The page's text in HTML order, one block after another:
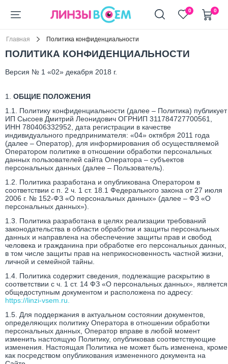
+7 (911) 944-90-10 0 0
Главная Политика конфиденциальности
ПОЛИТИКА КОНФИДЕНЦИАЛЬНОСТИ
Версия № 1 «02» декабря 2018 г.
1. ОБЩИЕ ПОЛОЖЕНИЯ
1.1. Политику конфиденциальности (далее – Политика) публикует
ИП Сысоев Дмитрий Леонидович ОГРНИП 311784727700561,
ИНН 780406332952, дата регистрации в качестве
индивидуального предпринимателя: «04» октября 2011 года
(далее – Оператор), для информирования об осуществляемой
Оператором политике в отношении обработки персональных
данных пользователей сайта Оператора – субъектов
персональных данных (далее – Пользователь).
1.2. Политика разработана и опубликована Оператором в
соответствии с п. 2 ч. 1 ст. 18.1 Федерального закона от 27 июля
2006 г. № 152-ФЗ «О персональных данных» (далее – ФЗ «О
персональных данных»).
1.3. Политика разработана в целях реализации требований
законодательства в области обработки и защиты персональных
данных и направлена на обеспечение защиты прав и свобод
человека и гражданина при обработке его персональных данных,
в том числе защиты прав на неприкосновенность частной жизни,
личной и семейной тайны.
1.4. Политика содержит сведения, подлежащие раскрытию в
соответствии с ч. 1 ст. 14 ФЗ «О персональных данных», является
общедоступным документом и расположена по адресу:
https://linzi-vsem.ru.
1.5. Для поддержания в актуальном состоянии документов,
определяющих политику Оператора в отношении обработки
персональных данных, Оператор вправе в любой момент
изменить настоящую Политику, опубликовав соответствующие
изменения. Настоящая Политика не может быть изменена, кроме
как посредством опубликования измененного документа на